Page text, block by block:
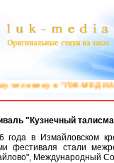
Поздравления на заказ в
"Кузнечный
года в Измайловском
фестиваля стали
Международный